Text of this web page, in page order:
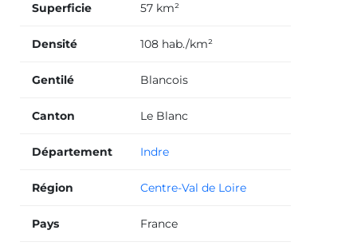
Superficie 57 km²
Densité 108 hab./km²
Gentilé Blancois
Canton Le Blanc
Département Indre
Région Centre-Val de Loire
Pays France